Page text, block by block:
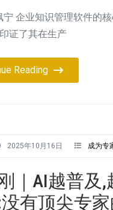
企业知识管理软件的
证了其在生产
Reading
2025年10月16日 成为专
｜AI越普及
有顶尖专